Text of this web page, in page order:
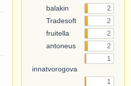
balakin
2
Tradesoft
2
fruitella
2
antoneus
2
innatvorogova
1
1